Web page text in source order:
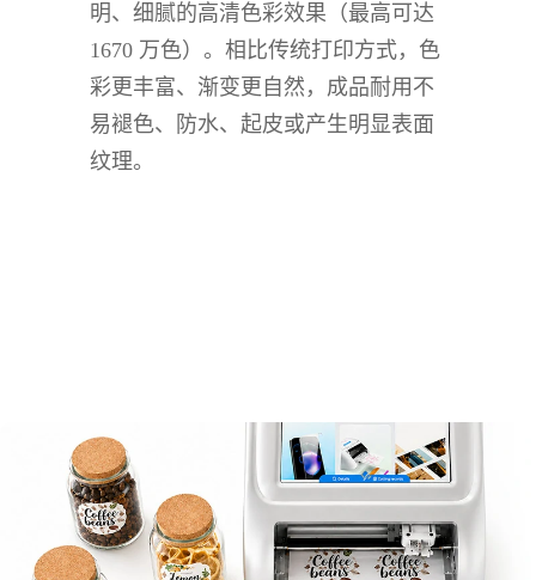
明、细腻的高清色彩效果（最高可达
1670 万色）。相比传统打印方式，色
彩更丰富、渐变更自然，成品耐用不
易褪色、防水、起皮或产生明显表面
纹理。